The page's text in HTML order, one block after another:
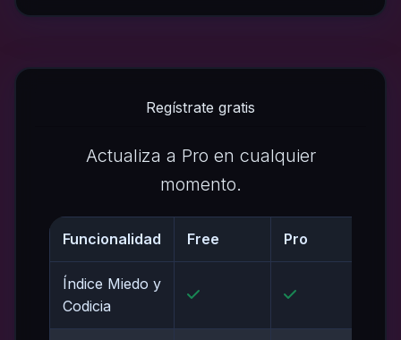
Regístrate gratis
Actualiza a Pro en cualquier
momento.
Funcionalidad Free Pro
Índice Miedo y
Codicia